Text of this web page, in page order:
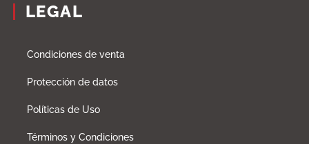
LEGAL
Condiciones de venta
Protección de datos
Políticas de Uso
Términos y Condiciones